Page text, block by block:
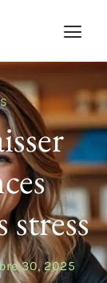
stress
30, 2025